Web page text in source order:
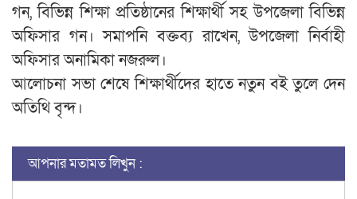
গন, বিভিন্ন শিক্ষা প্রতিষ্ঠানের শিক্ষার্থী সহ উপজেলা বিভিন্ন
অফিসার গন। সমাপনি বক্তব্য রাখেন, উপজেলা নির্বাহী
অফিসার অনামিকা নজরুল।
আলোচনা সভা শেষে শিক্ষার্থীদের হাতে নতুন বই তুলে দেন
অতিথি বৃন্দ।
আপনার মতামত লিখুন :